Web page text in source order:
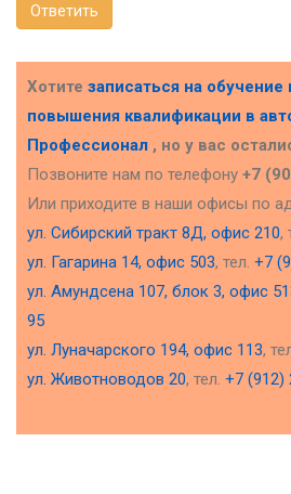
Ответить
Хотите записаться на обучение
повышения квалификации в
Профессионал , но у вас
Позвоните нам по телефону +7
Или приходите в наши офисы по
ул. Сибирский тракт 8Д, офис 210,
ул. Гагарина 14, офис 503, тел. +7
ул. Амундсена 107, блок 3, офис
95
ул. Луначарского 194, офис 113,
ул. Животноводов 20, тел. +7 (912)